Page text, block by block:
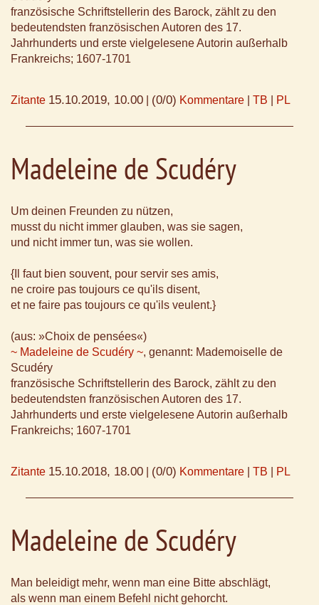
französische Schriftstellerin des Barock, zählt zu den
bedeutendsten französischen Autoren des 17.
Jahrhunderts und erste vielgelesene Autorin außerhalb
Frankreichs; 1607-1701
Zitante 15.10.2019, 10.00 (0/0) Kommentare TB PL
Madeleine de Scudéry
Um deinen Freunden zu nützen,
musst du nicht immer glauben, was sie sagen,
und nicht immer tun, was sie wollen.
{Il faut bien souvent, pour servir ses amis,
ne croire pas toujours ce qu'ils disent,
et ne faire pas toujours ce qu'ils veulent.}
(aus: »Choix de pensées«)
~ Madeleine de Scudéry ~, genannt: Mademoiselle de
Scudéry
französische Schriftstellerin des Barock, zählt zu den
bedeutendsten französischen Autoren des 17.
Jahrhunderts und erste vielgelesene Autorin außerhalb
Frankreichs; 1607-1701
Zitante 15.10.2018, 18.00 (0/0) Kommentare TB PL
Madeleine de Scudéry
Man beleidigt mehr, wenn man eine Bitte abschlägt,
als wenn man einem Befehl nicht gehorcht.